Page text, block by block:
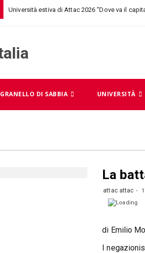
Università estiva di Attac 2026 “Dove va il
GRANELLO DI SABBIA UNIVERSITÀ
La
attac attac
di Emilio
I